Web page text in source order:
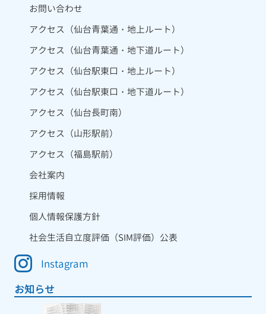
お問い合わせ
アクセス（仙台青葉通・地上ルート）
アクセス（仙台青葉通・地下道ルート）
アクセス（仙台駅東口・地上ルート）
アクセス（仙台駅東口・地下道ルート）
アクセス（仙台長町南）
アクセス（山形駅前）
アクセス（福島駅前）
会社案内
採用情報
個人情報保護方針
社会生活自立度評価（SIM評価）公表
Instagram
お知らせ